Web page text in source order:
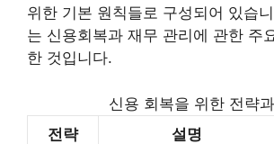
위한 기본 원칙들로 구성되어 있습
는 신용회복과 재무 관리에 관한 주
한 것입니다.
신용 회복을 위한 전략
전략
설명